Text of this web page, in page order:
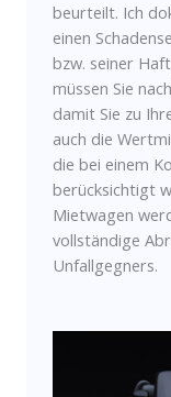
beurteilt. Ich
einen
bzw. seiner
müssen Sie
damit Sie zu
auch die
die bei einem
berücksichtigt
Mietwagen
vollständige
Unfallgegners.